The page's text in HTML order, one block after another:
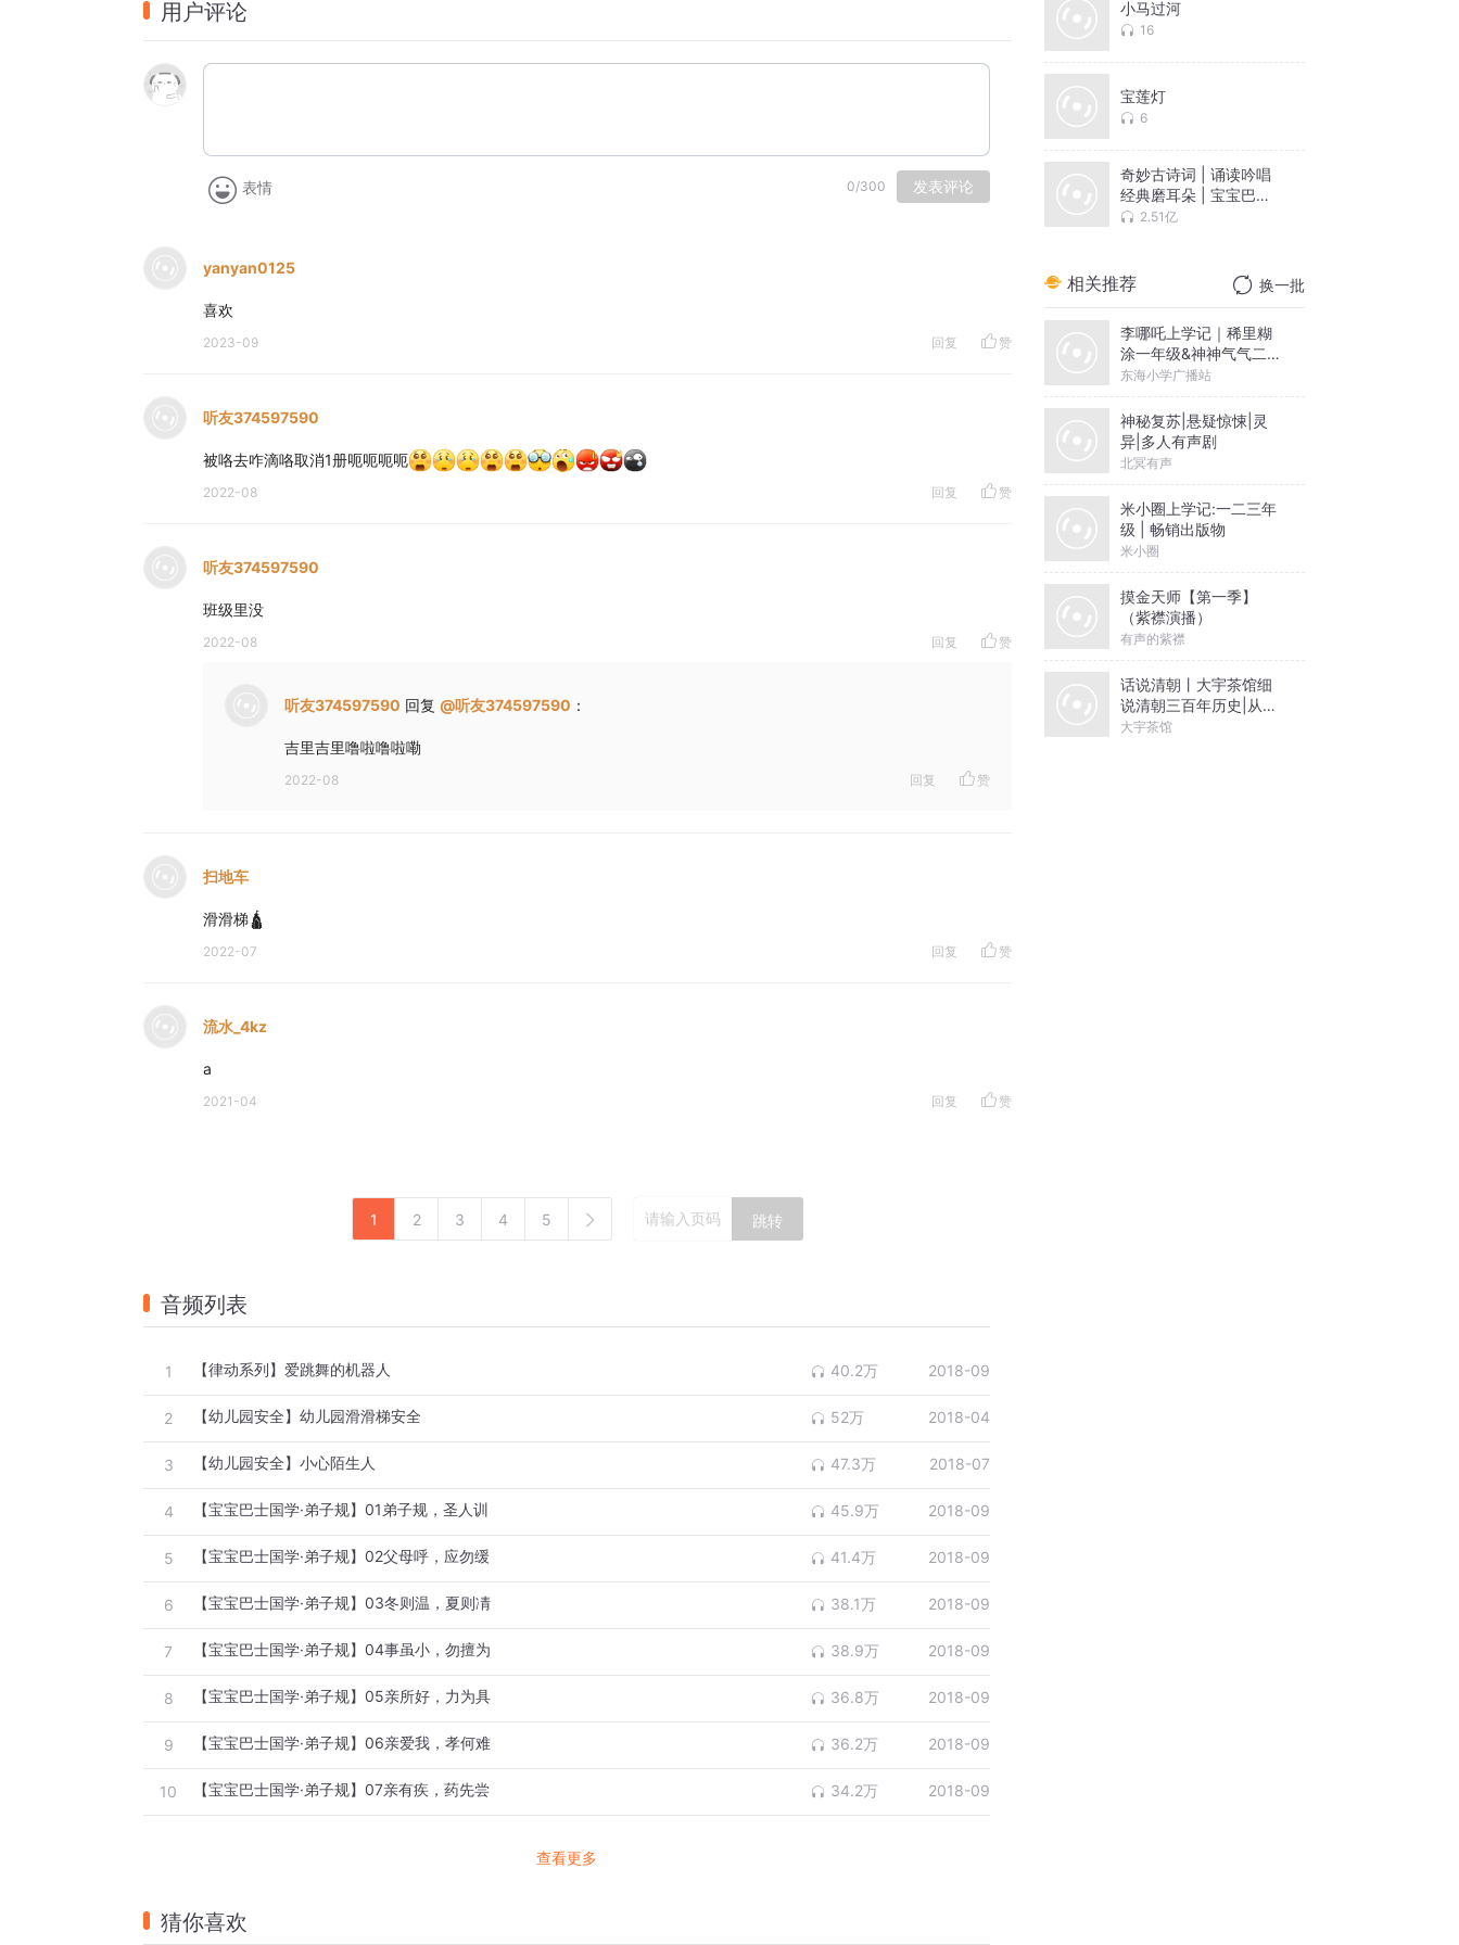
慢慢爬上小楼梯。
一个一个轮流玩。
坐稳脚放好，慢慢滑下去，
慢慢爬上小楼梯。
耐心等， 不推挤，
坐稳脚放好，慢慢滑下去，
用户评论
表情 0/300 发表评论
yanyan0125
喜欢
2023-09 回复 赞
听友374597590
被咯去咋滴咯取消1册呃呃呃呃
2022-08 回复 赞
听友374597590
班级里没
2022-08 回复 赞
听友374597590 回复 @听友374597590 ：
吉里吉里噜啦噜啦嘞
2022-08 回复 赞
扫地车
滑滑梯🛕
2022-07 回复 赞
流水_4kz
a
2021-04 回复 赞
1 2 3 4 5 跳转
音频列表
1 【律动系列】爱跳舞的机器人 40.2万 2018-09
2 【幼儿园安全】幼儿园滑滑梯安全 52万 2018-04
3 【幼儿园安全】小心陌生人 47.3万 2018-07
4 【宝宝巴士国学·弟子规】01弟子规，圣人训 45.9万 2018-09
5 【宝宝巴士国学·弟子规】02父母呼，应勿缓 41.4万 2018-09
6 【宝宝巴士国学·弟子规】03冬则温，夏则凊 38.1万 2018-09
7 【宝宝巴士国学·弟子规】04事虽小，勿擅为 38.9万 2018-09
8 【宝宝巴士国学·弟子规】05亲所好，力为具 36.8万 2018-09
9 【宝宝巴士国学·弟子规】06亲爱我，孝何难 36.2万 2018-09
10 【宝宝巴士国学·弟子规】07亲有疾，药先尝 34.2万 2018-09
查看更多
猜你喜欢
小马过河
16
宝莲灯
6
奇妙古诗词 | 诵读吟唱
经典磨耳朵 | 宝宝巴士
国学2.51亿
相关推荐 换一批
李哪吒上学记｜稀里糊
涂一年级&神神气气二年
级
东海小学广播站
神秘复苏|悬疑惊悚|灵
异|多人有声剧
北冥有声
米小圈上学记:一二三年
级 | 畅销出版物
米小圈
摸金天师【第一季】
（紫襟演播）
有声的紫襟
话说清朝丨大宇茶馆细
说清朝三百年历史|从努
尔哈赤到末代皇帝溥仪|
大宇茶馆